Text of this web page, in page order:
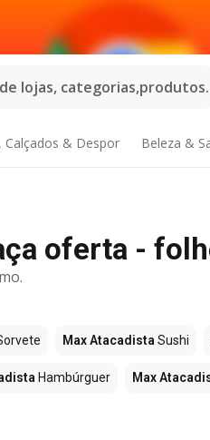
lojas,
Calçados & Despor Beleza &
oferta -
Max Atacadista Sushi
Hambúrguer Max